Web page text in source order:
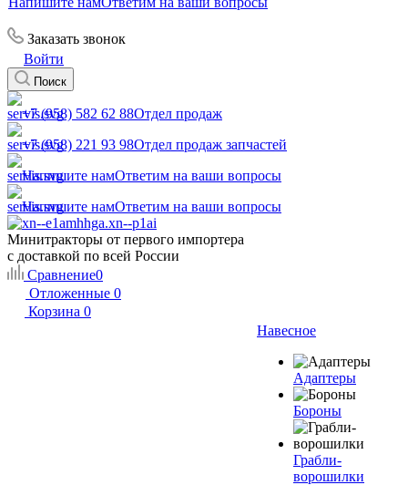
Заказать звонок
Войти
Поиск
+7 (958) 582 62 88Отдел продаж
+7 (958) 221 93 98Отдел продаж запчастей
Напишите намОтветим на ваши вопросы
Напишите намОтветим на ваши вопросы
Минитракторы от первого импортера
с доставкой по всей России
Сравнение0
Отложенные 0
Корзина 0
Навесное
Адаптеры
Бороны
Грабли-
ворошилки